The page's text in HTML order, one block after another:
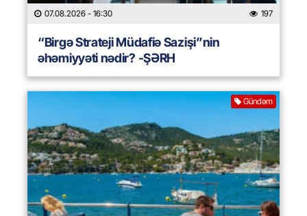
07.08.2026 - 16:30 197
“Birgə Strateji Müdafiə Sazişi”nin
əhəmiyyəti nədir? -ŞƏRH
Gündəm